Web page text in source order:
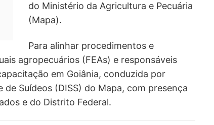
do Ministério da Agricultura e Pecuária
(Mapa).
Para alinhar procedimentos e
agropecuários (FEAs) e responsáveis
em Goiânia, conduzida por
de Suídeos (DISS) do Mapa, com presença
e do Distrito Federal.